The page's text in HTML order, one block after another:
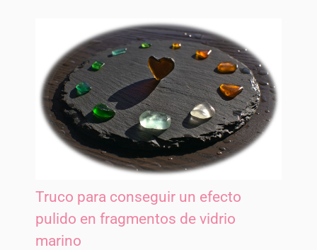
Truco para conseguir un efecto
pulido en fragmentos de vidrio
marino